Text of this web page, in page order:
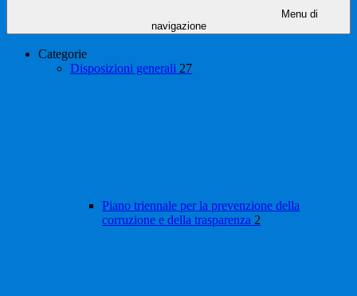
Menu di
navigazione
Categorie
Disposizioni generali 27
Piano triennale per la prevenzione della
corruzione e della trasparenza 2